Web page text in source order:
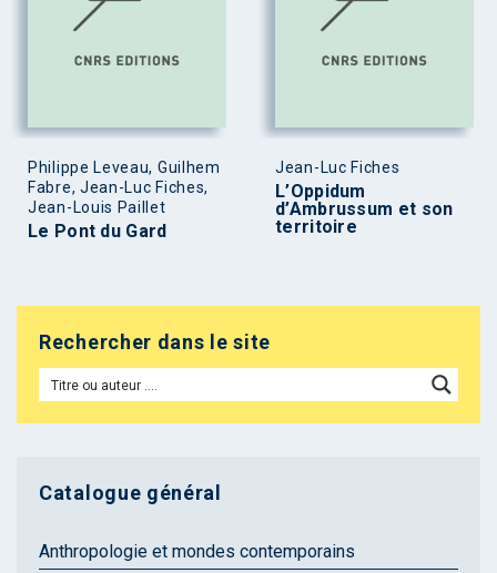
Philippe Leveau, Guilhem
Fabre, Jean-Luc Fiches,
Jean-Louis Paillet
Le Pont du Gard
Jean-Luc Fiches
L’Oppidum
d’Ambrussum et son
territoire
Rechercher dans le site
Catalogue général
Anthropologie et mondes contemporains